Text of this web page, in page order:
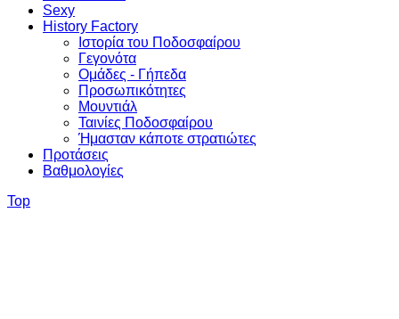
Sexy
History Factory
Ιστορία του Ποδοσφαίρου
Γεγονότα
Ομάδες - Γήπεδα
Προσωπικότητες
Μουντιάλ
Ταινίες Ποδοσφαίρου
Ήμασταν κάποτε στρατιώτες
Προτάσεις
Βαθμολογίες
Top